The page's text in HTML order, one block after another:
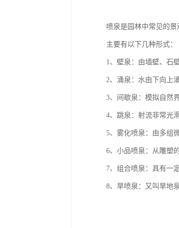
喷泉是园林中常见的
主要有以下几种形式：
1、壁泉：由墙壁、石
2、涌泉：水由下向上
3、间歇泉：模拟自然
4、跳泉：射流非常光
5、雾化喷泉：由多组
6、小品喷泉：从雕塑
7、组合喷泉：具有一
8、旱喷泉：又叫旱地